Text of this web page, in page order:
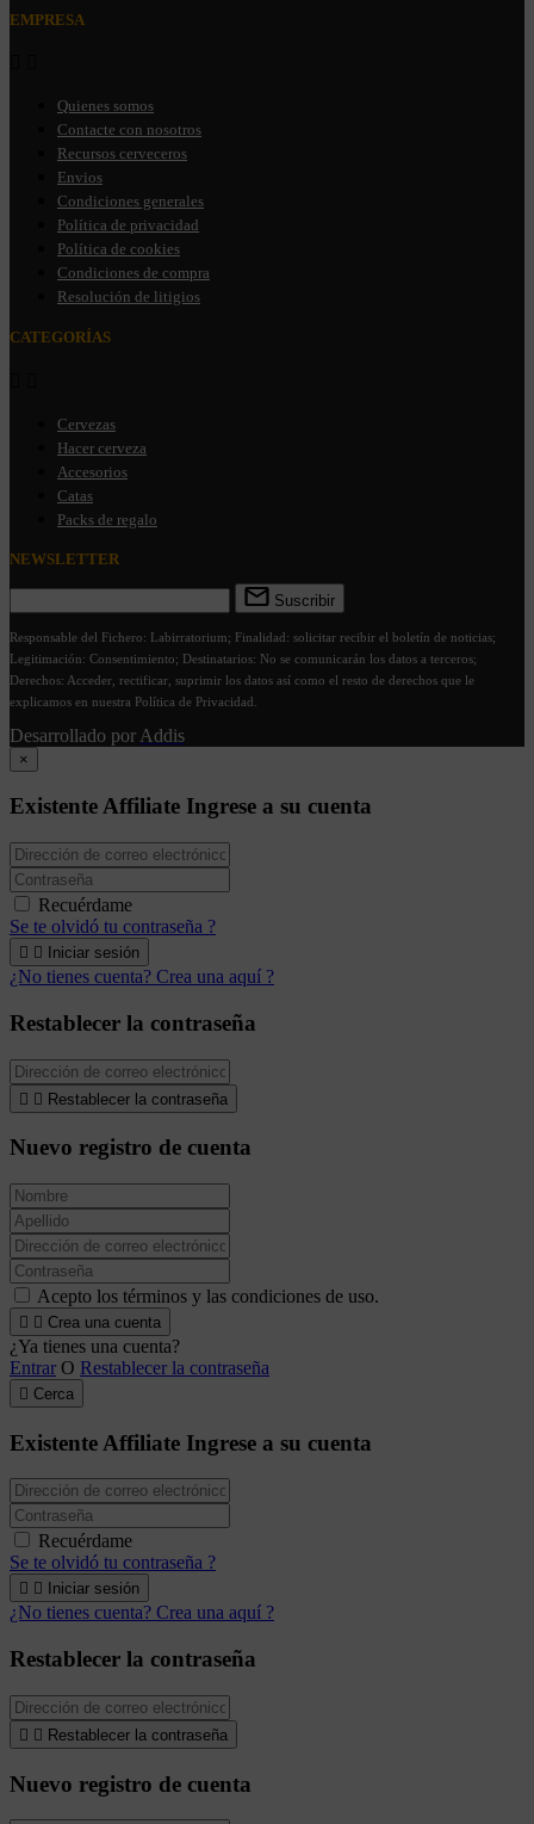
EMPRESA
Quienes somos
Contacte con nosotros
Recursos cerveceros
Envios
Condiciones generales
Política de privacidad
Política de cookies
Condiciones de compra
Resolución de litigios
CATEGORÍAS
Cervezas
Hacer cerveza
Accesorios
Catas
Packs de regalo
NEWSLETTER
Suscribir
Responsable del Fichero: Labirratorium; Finalidad: solicitar recibir el boletín de noticias;
Legitimación: Consentimiento; Destinatarios: No se comunicarán los datos a terceros;
Derechos: Acceder, rectificar, suprimir los datos así como el resto de derechos que le
explicamos en nuestra Política de Privacidad.
Desarrollado por Addis
×
Existente Affiliate Ingrese a su cuenta
Recuérdame
Se te olvidó tu contraseña ?
  Iniciar sesión
¿No tienes cuenta? Crea una aquí ?
Restablecer la contraseña
  Restablecer la contraseña
Nuevo registro de cuenta
Acepto los términos y las condiciones de uso.
  Crea una cuenta
¿Ya tienes una cuenta?
Entrar O Restablecer la contraseña
 Cerca
Existente Affiliate Ingrese a su cuenta
Recuérdame
Se te olvidó tu contraseña ?
  Iniciar sesión
¿No tienes cuenta? Crea una aquí ?
Restablecer la contraseña
  Restablecer la contraseña
Nuevo registro de cuenta